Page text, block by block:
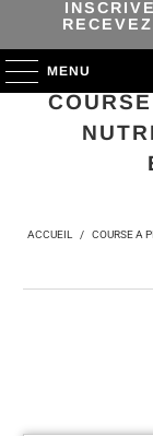
MENU
ACCUEIL /
COURSE A